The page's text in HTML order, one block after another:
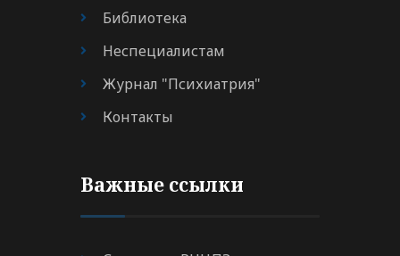
Библиотека
Неспециалистам
Журнал "Психиатрия"
Контакты
Важные ссылки